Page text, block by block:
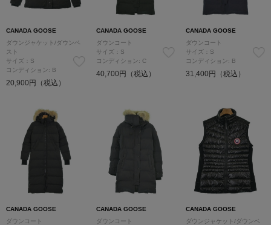
CANADA GOOSE
ダウンジャケット/ダウンベ
スト
サイズ：S
コンディション: B
20,900円（税込）
CANADA GOOSE
ダウンコート
サイズ：S
コンディション: C
40,700円（税込）
CANADA GOOSE
ダウンコート
サイズ：S
コンディション: B
31,400円（税込）
CANADA GOOSE
ダウンコート
CANADA GOOSE
ダウンコート
CANADA GOOSE
ダウンジャケット/ダウンベ